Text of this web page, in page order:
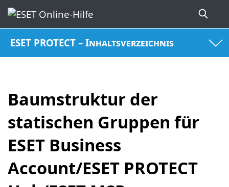
ESET PROTECT – Inhaltsverzeichnis
Baumstruktur der
statischen Gruppen für
ESET Business
Account/ESET PROTECT